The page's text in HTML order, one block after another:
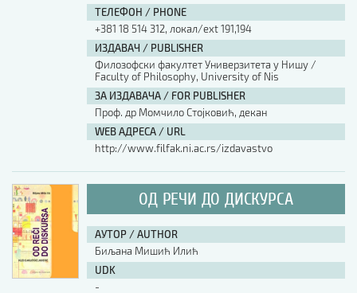
ТЕЛЕФОН / PHONE
+381 18 514 312, локал/ext 191,194
ИЗДАВАЧ / PUBLISHER
Филозофски факултет Универзитета у Нишу /
Faculty of Philosophy, University of Nis
ЗА ИЗДАВАЧА / FOR PUBLISHER
Проф. др Момчило Стојковић, декан
WEB АДРЕСА / URL
http://www.filfak.ni.ac.rs/izdavastvo
ОД РЕЧИ ДО ДИСКУРСА
АУТОР / AUTHOR
Биљана Мишић Илић
UDK
-